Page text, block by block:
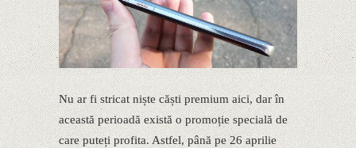
Nu ar fi stricat niște căști premium aici, dar în
această perioadă există o promoție specială de
care puteți profita. Astfel, până pe 26 aprilie